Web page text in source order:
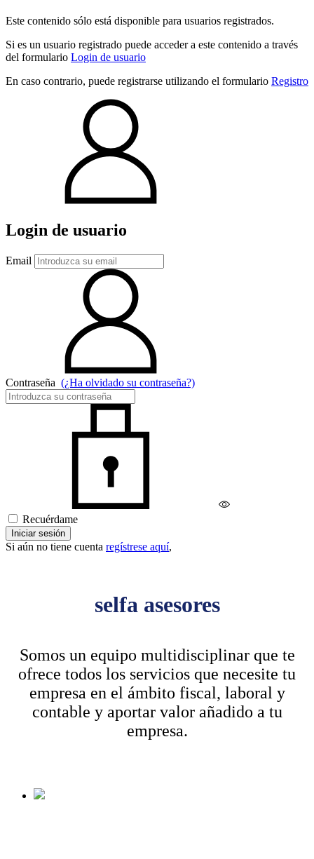
Este contenido sólo está disponible para usuarios registrados.
Si es un usuario registrado puede acceder a este contenido a través
del formulario Login de usuario
En caso contrario, puede registrarse utilizando el formulario Registro
Login de usuario
Email
Contraseña (¿Ha olvidado su contraseña?)
Recuérdame
Iniciar sesión
Si aún no tiene cuenta regístrese aquí,
selfa asesores
Somos un equipo multidisciplinar que te
ofrece todos los servicios que necesite tu
empresa en el ámbito fiscal, laboral y
contable y aportar valor añadido a tu
empresa.